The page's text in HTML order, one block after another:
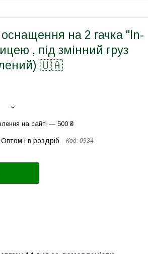
на 2 гачка "In-
, під змінний груз
🇺🇦
на сайті — 500 ₴
Оптом і в роздріб Код: 0934